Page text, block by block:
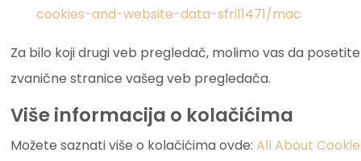
cookies-and-website-data-sfri11471/mac
Za bilo koji drugi veb pregledač, molimo vas da posetite
zvanične stranice vašeg veb pregledača.
Više informacija o kolačićima
Možete saznati više o kolačićima ovde: All About